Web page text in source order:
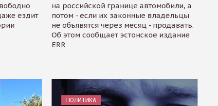
ездит
на российской границе автомобили, а
потом - если их законные владельцы
не объявятся через месяц - продавать.
Об этом сообщает эстонское издание
ERR
ПОЛИТИКА